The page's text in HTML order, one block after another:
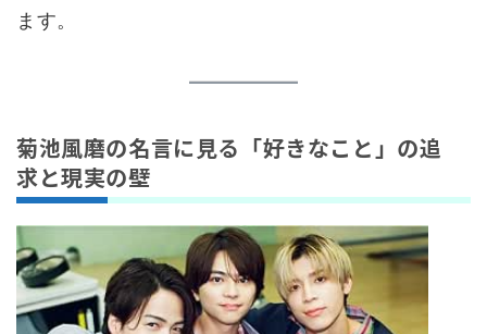
ます。
菊池風磨の名言に見る「好きなこと」の追
求と現実の壁